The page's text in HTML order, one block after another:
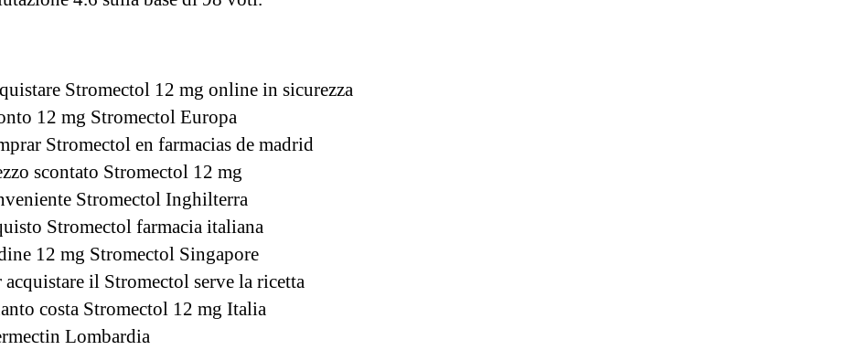
Stromectol 12 mg online in sicurezza
12 mg Stromectol Europa
Stromectol en farmacias de madrid
scontato Stromectol 12 mg
Stromectol Inghilterra
Stromectol farmacia italiana
12 mg Stromectol Singapore
acquistare il Stromectol serve la ricetta
costa Stromectol 12 mg Italia
Lombardia